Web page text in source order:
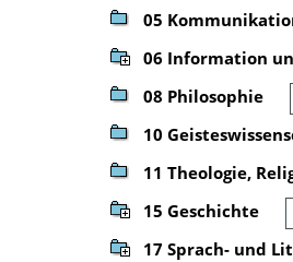
05
06 Information
08 Philosophie
10
11 Theologie,
15 Geschichte
17 Sprach- und